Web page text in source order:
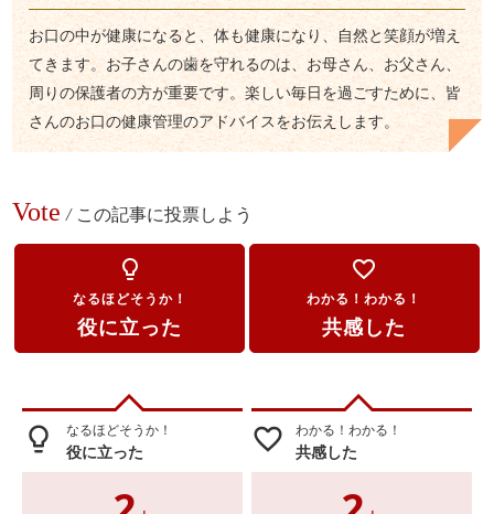
お口の中が健康になると、体も健康になり、自然と笑顔が増え
てきます。お子さんの歯を守れるのは、お母さん、お父さん、
周りの保護者の方が重要です。楽しい毎日を過ごすために、皆
さんのお口の健康管理のアドバイスをお伝えします。
Vote / この記事に投票しよう
lightbulb_outline
なるほどそうか！
役に立った
favorite_border
わかる！わかる！
共感した
lightbulb_outline なるほどそうか！
役に立った favorite_border わかる！わかる！
共感した